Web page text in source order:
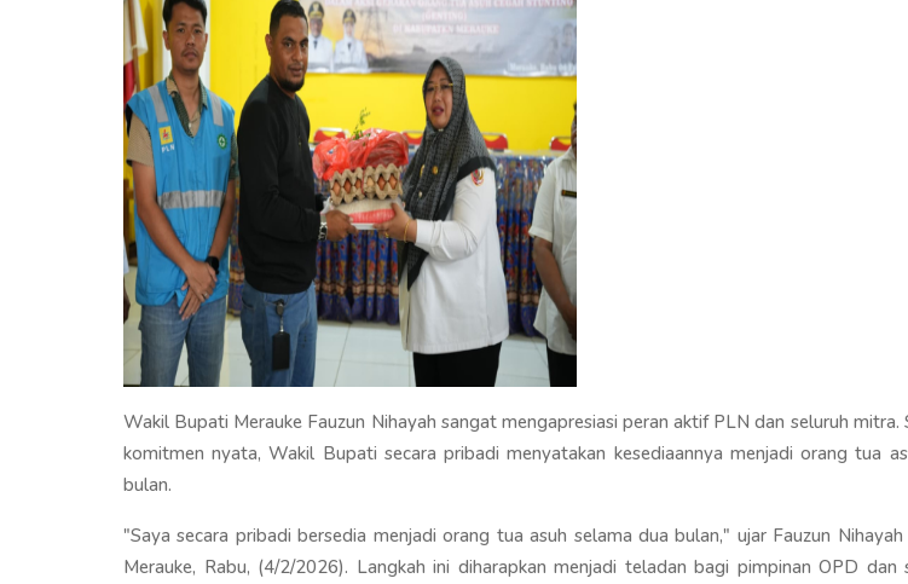
Wakil Bupati Merauke Fauzun Nihayah sangat mengapresiasi peran aktif PLN dan seluruh mitra.
komitmen nyata, Wakil Bupati secara pribadi menyatakan kesediaannya menjadi orang tua
bulan.
"Saya secara pribadi bersedia menjadi orang tua asuh selama dua bulan," ujar Fauzun
Merauke, Rabu, (4/2/2026). Langkah ini diharapkan menjadi teladan bagi pimpinan OPD dan